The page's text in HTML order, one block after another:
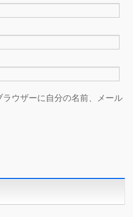
ウザーに自分の名前、メール